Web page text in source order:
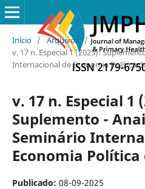
Início / Arquivos /
v. 17 n. Especial 1 (2025):
Internacional de Economia Política
v. 17 n. Especial 1
Suplemento -
Seminário
Economia Política
Publicado: 08-09-2025